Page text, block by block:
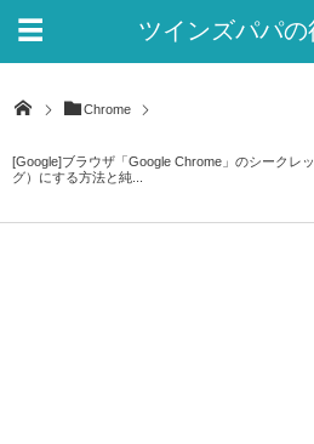
ツインズパパ
Chrome
[Google]ブラウザ「Google Chrome」のシークレ
グ）にする方法と純...